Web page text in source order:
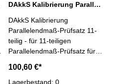
DAkkS Kalibrierung Parallelendmaß-Prüfsatz 11-teilig für Mikrometer
DAkkS Kalibrierung
Parallelendmaß-Prüfsatz 11-
teilig - für 11-teiligen
Parallelendmaß-Prüfsatz für
(Artikel- Nr. 318.202) - erstellt
durch ein Kalibrierlabor- nach
100,60 €*
Lagerbestand: 0